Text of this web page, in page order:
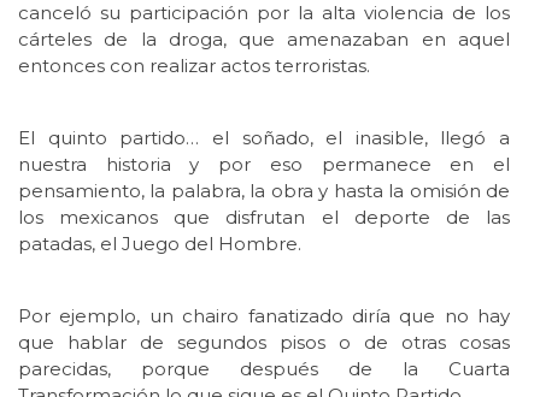
canceló su participación por la alta violencia de los
cárteles de la droga, que amenazaban en aquel
entonces con realizar actos terroristas.
El quinto partido… el soñado, el inasible, llegó a
nuestra historia y por eso permanece en el
pensamiento, la palabra, la obra y hasta la omisión de
los mexicanos que disfrutan el deporte de las
patadas, el Juego del Hombre.
Por ejemplo, un chairo fanatizado diría que no hay
que hablar de segundos pisos o de otras cosas
parecidas, porque después de la Cuarta